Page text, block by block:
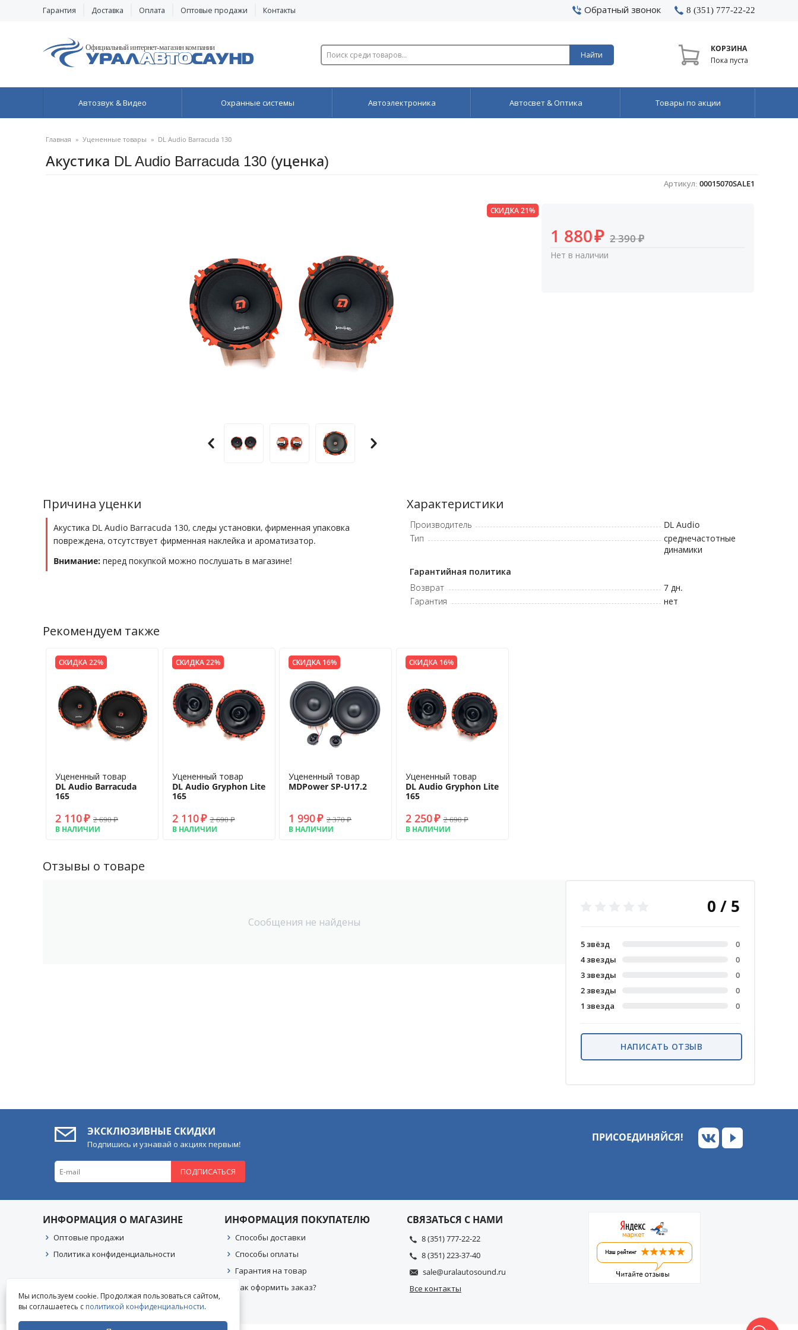
Гарантия Доставка Оплата Оптовые продажи Контакты Обратный звонок 8 (351) 777-22-22
Найти
КОРЗИНА
Пока пуста
Автозвук & Видео Охранные системы Автоэлектроника Автосвет & Оптика Товары по акции
Главная » Уцененные товары » DL Audio Barracuda 130
Акустика DL Audio Barracuda 130 (уценка)
Артикул: 00015070SALE1
СКИДКА 21%
1 880₽ 2 390₽
Нет в наличии
Причина уценки
Акустика DL Audio Barracuda 130, следы установки, фирменная упаковка
повреждена, отсутствует фирменная наклейка и ароматизатор.
Внимание: перед покупкой можно послушать в магазине!
Характеристики
Производитель
DL Audio
Тип
среднечастотные
динамики
Гарантийная политика
Возврат
7 дн.
Гарантия
нет
Рекомендуем также
СКИДКА 22%
Уцененный товар
DL Audio Barracuda
165
2 110₽ 2 690₽
В НАЛИЧИИ
СКИДКА 22%
Уцененный товар
DL Audio Gryphon Lite
165
2 110₽ 2 690₽
В НАЛИЧИИ
СКИДКА 16%
Уцененный товар
MDPower SP-U17.2
1 990₽ 2 370₽
В НАЛИЧИИ
СКИДКА 16%
Уцененный товар
DL Audio Gryphon Lite
165
2 250₽ 2 690₽
В НАЛИЧИИ
Отзывы о товаре
Сообщения не найдены
0 / 5
5 звёзд
0
4 звезды
0
3 звезды
0
2 звезды
0
1 звезда
0
НАПИСАТЬ ОТЗЫВ
ЭКСКЛЮЗИВНЫЕ СКИДКИ
Подпишись и узнавай о акциях первым!
ПОДПИСАТЬСЯ
ПРИСОЕДИНЯЙСЯ!
ИНФОРМАЦИЯ О МАГАЗИНЕ
Оптовые продажи
Политика конфиденциальности
ИНФОРМАЦИЯ ПОКУПАТЕЛЮ
Способы доставки
Способы оплаты
Гарантия на товар
Как оформить заказ?
СВЯЗАТЬСЯ С НАМИ
8 (351) 777-22-22
8 (351) 223-37-40
sale@uralautosound.ru
Все контакты
Мы используем cookie. Продолжая пользоваться сайтом,
вы соглашаетесь с политикой конфиденциальности.